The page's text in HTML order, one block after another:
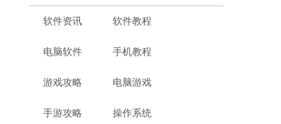
软件资讯 软件教程
电脑软件 手机教程
游戏攻略 电脑游戏
手游攻略 操作系统